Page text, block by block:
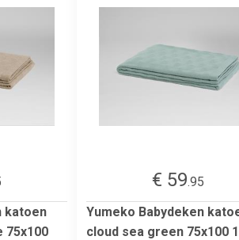
katoen
75x100
€ 59.95
Yumeko Babydeken
cloud sea green 75x100